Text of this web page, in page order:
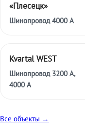
«Плесецк»
Шинопровод 4000 А
Kvartal WEST
Шинопровод 3200 А,
4000 А
Все объекты →